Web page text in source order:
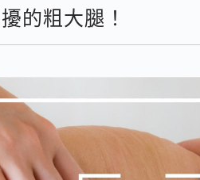
的粗大腿！